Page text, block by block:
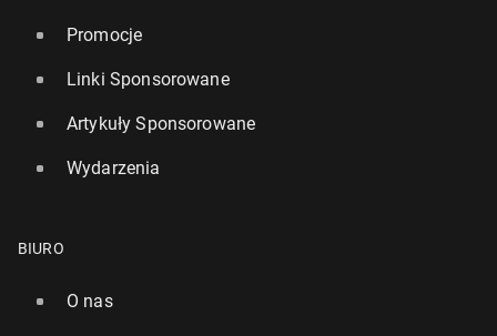
Promocje
Linki Sponsorowane
Artykuły Sponsorowane
Wydarzenia
BIURO
O nas